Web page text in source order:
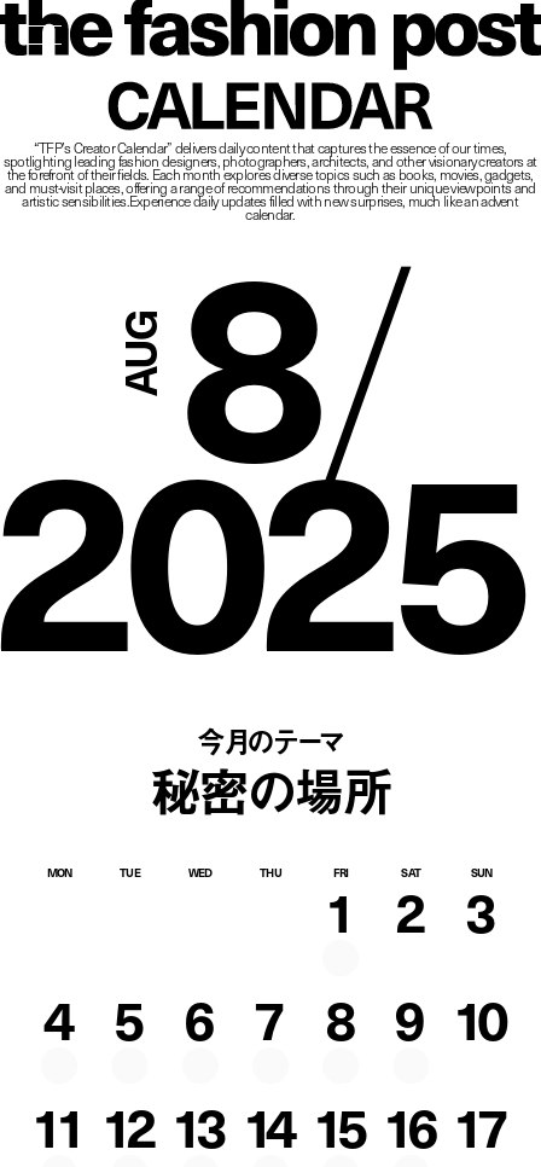
CALENDAR
“TFP’s Creator Calendar” delivers daily content that captures the essence of our times,
spotlighting leading fashion designers, photographers, architects, and other visionary creators at
the forefront of their fields.Each month explores diverse topics such as books, movies, gadgets,
and must-visit places,offering a range of recommendations through their unique viewpoints and
artistic sensibilities.Experience daily updates filled with new surprises, much like an advent
calendar.
8/
今月のテーマ
秘密の場所
MON TUE WED THU FRI SAT SUN
1 2 3
4 5 6 7 8 9 10
11 12 13 14 15 16 17